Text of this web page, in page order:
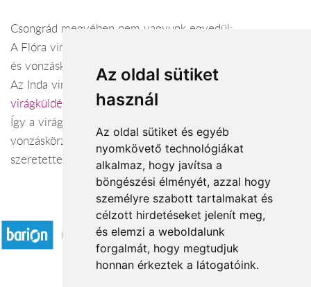
Az oldal sütiket
használ
Az oldal sütiket és egyéb
nyomkövető technológiákat
alkalmaz, hogy javítsa a
böngészési élményét, azzal hogy
személyre szabott tartalmakat és
célzott hirdetéseket jelenít meg,
és elemzi a weboldalunk
forgalmát, hogy megtudjuk
honnan érkeztek a látogatóink.
Csongrád megyében nem vagyunk egyedül:
A Flóra virág Csongrád területén (
és vonzáskörzetében.
Az Inda virágüzlet Hódmezővásárhely területén (
virágküldés Hódmezővásárhely
Így a virágküldés Csongrád megye városaiban és azok
vonzáskörzetében is gond nélkül megoldható. Várjuk
szeretettel webáruházunkban!
Elfogadott fizetési módok